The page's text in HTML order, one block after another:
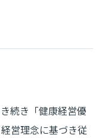
続き「健康経営優
営理念に基づき従